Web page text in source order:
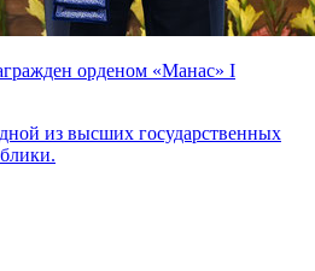
орденом «Манас» I
из высших государственных